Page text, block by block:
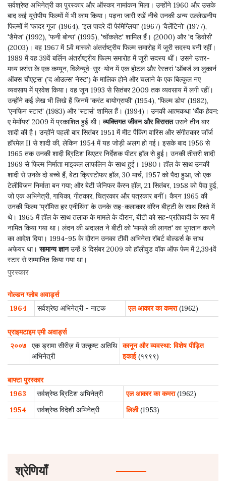
सर्वश्रेष्ठ अभिनेत्री का पुरस्कार और ऑस्कर नामांकन मिला। उन्होंने 1960 और उसके
बाद कई यूरोपीय फिल्मों में भी काम किया। पढ़ना जारी रखें नीचे उनकी अन्य उल्लेखनीय
फिल्मों में 'फादर गूज' (1964), 'इल पादरे दी फेमिग्लिया' (1967) 'वैलेंटिनो' (1977),
'डैमेज' (1992), 'फनी बोन्स' (1995), 'चॉकलेट' शामिल हैं। (2000) और 'द डिवोर्स'
(2003)। वह 1967 में 5वें मास्को अंतर्राष्ट्रीय फिल्म समारोह में जूरी सदस्य बनी रहीं।
1989 में वह 39वें बर्लिन अंतर्राष्ट्रीय फिल्म समारोह में जूरी सदस्य थीं। उसने उत्तर-
मध्य फ़्रांस के एक कम्यून, विलेन्यूवे-सुर-योन में एक होटल और रेस्तरां 'ऑबर्ज ला लुकार्न
ऑक्स चौएट्स' ('द ओउल्स' नेस्ट') के मालिक होने और चलाने के एक बिल्कुल नए
व्यवसाय में प्रवेश किया। वह जून 1993 से सितंबर 2009 तक व्यवसाय में लगी रहीं।
उन्होंने कई लेख भी लिखे हैं जिनमें 'करंट बायोग्राफी' (1954), 'फिल्म डोप' (1982),
'एनफिन स्टार!' (1983) और 'स्टार्स' शामिल हैं। (1994)। उनकी आत्मकथा 'थैंक हेवन:
ए मेमॉयर' 2009 में प्रकाशित हुई थी।व्यक्तिगत जीवन और विरासतउसने तीन बार
शादी की है। उन्होंने पहली बार सितंबर 1951 में मीट पैकिंग वारिस और संगीतकार जॉर्ज
हॉरमेल II से शादी की, लेकिन 1954 में यह जोड़ी अलग हो गई। इसके बाद 1956 से
1965 तक उनकी शादी ब्रिटिश थिएटर निर्देशक पीटर हॉल से हुई। उनकी तीसरी शादी
1969 से फिल्म निर्माता माइकल लाफलिन के साथ हुई। 1980। हॉल के साथ उनकी
शादी से उनके दो बच्चे हैं, बेटा क्रिस्टोफर हॉल, 30 मार्च, 1957 को पैदा हुआ, जो एक
टेलीविजन निर्माता बन गया; और बेटी जेनिफर कैरन हॉल, 21 सितंबर, 1958 को पैदा हुई,
जो एक अभिनेत्री, गायिका, गीतकार, चित्रकार और पत्रकार बनीं। कैरन 1965 की
उनकी फिल्म 'प्रॉमिस हर एनीथिंग' के उनके सह-कलाकार वॉरेन बीट्टी के साथ रिश्ते में
थे। 1965 में हॉल के साथ तलाक के मामले के दौरान, बीटी को सह-प्रतिवादी के रूप में
नामित किया गया था। लंदन की अदालत ने बीटी को 'मामले की लागत' का भुगतान करने
का आदेश दिया। 1994-95 के दौरान उनका टीवी अभिनेता रॉबर्ट वोल्डर्स के साथ
अफेयर था।सामान्य ज्ञानउन्हें 8 दिसंबर 2009 को हॉलीवुड वॉक ऑफ फेम में 2,394वें
स्टार से सम्मानित किया गया था।
पुरस्कार
गोल्डन ग्लोब अवार्ड्स
1964
सर्वश्रेष्ठ अभिनेत्री - नाटक एल आकार का कमरा (1962)
प्राइमटाइम एमी अवार्ड्स
२००७
एक ड्रामा सीरीज़ में उत्कृष्ट अतिथि
अभिनेत्री
कानून और व्यवस्था: विशेष पीड़ित
इकाई (१९९९)
बाफ्टा पुरस्कार
1963
सर्वश्रेष्ठ ब्रिटिश अभिनेत्री एल आकार का कमरा (1962)
1954
सर्वश्रेष्ठ विदेशी अभिनेत्री लिली (1953)
श्रेणियाँ